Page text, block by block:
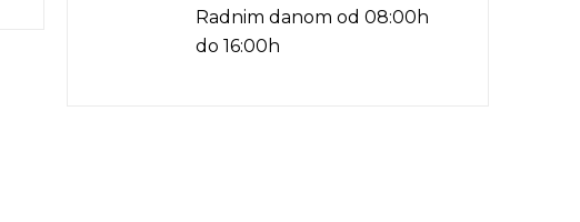
Radnim danom od 08:00h
do 16:00h